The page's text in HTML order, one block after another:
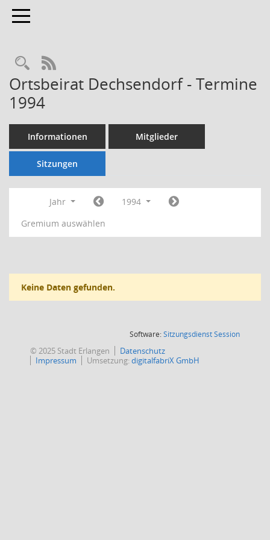
Toggle navigation
Rechercheauswahl
RSS-Feed
Ortsbeirat Dechsendorf - Termine
1994
Informationen Mitglieder
Sitzungen
Jahr
1994
Gremium auswählen
Keine Daten gefunden.
Software:SitzungsdienstSession(Wird in
© 2025 Stadt Erlangen
Datenschutz
Impressum
Umsetzung:digitalfabriX GmbH